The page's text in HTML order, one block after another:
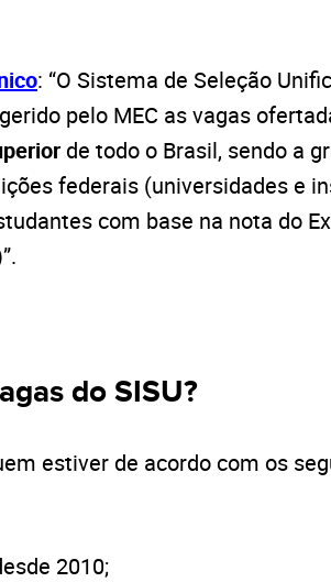
: “O Sistema de Seleção
pelo MEC as vagas
de todo o Brasil, sendo a
federais (universidades e
com base na nota do
do SISU?
estiver de acordo com os
2010;